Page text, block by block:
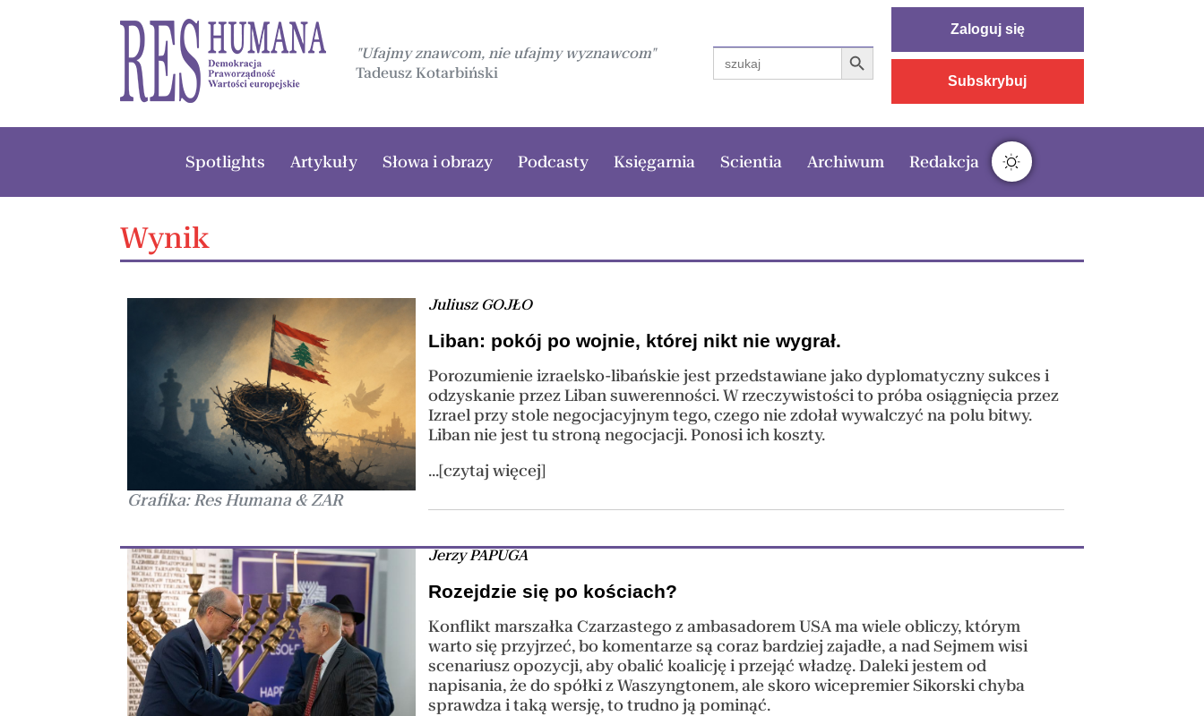
"Ufajmy znawcom, nie ufajmy wyznawcom"
Tadeusz Kotarbiński
Search
for:
Search Button
Zaloguj się
Subskrybuj
Spotlights Artykuły Słowa i obrazy Podcasty Księgarnia Scientia Archiwum Redakcja
Wynik
Grafika: Res Humana & ZAR
Juliusz GOJŁO
Liban: pokój po wojnie, której nikt nie wygrał.
Porozumienie izraelsko-libańskie jest przedstawiane jako dyplomatyczny sukces i
odzyskanie przez Liban suwerenności. W rzeczywistości to próba osiągnięcia przez
Izrael przy stole negocjacyjnym tego, czego nie zdołał wywalczyć na polu bitwy.
Liban nie jest tu stroną negocjacji. Ponosi ich koszty.
...[czytaj więcej]
Jerzy PAPUGA
Rozejdzie się po kościach?
Konflikt marszałka Czarzastego z ambasadorem USA ma wiele obliczy, którym
warto się przyjrzeć, bo komentarze są coraz bardziej zajadłe, a nad Sejmem wisi
scenariusz opozycji, aby obalić koalicję i przejąć władzę. Daleki jestem od
napisania, że do spółki z Waszyngtonem, ale skoro wicepremier Sikorski chyba
sprawdza i taką wersję, to trudno ją pominąć.